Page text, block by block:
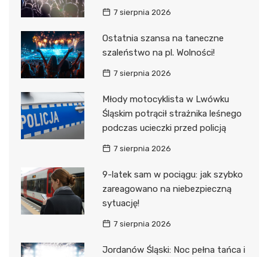
7 sierpnia 2026
Ostatnia szansa na taneczne
szaleństwo na pl. Wolności!
7 sierpnia 2026
Młody motocyklista w Lwówku
Śląskim potrącił strażnika leśnego
podczas ucieczki przed policją
7 sierpnia 2026
9-latek sam w pociągu: jak szybko
zareagowano na niebezpieczną
sytuację!
7 sierpnia 2026
Jordanów Śląski: Noc pełna tańca i